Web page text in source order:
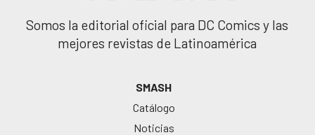
Somos la editorial oficial para DC Comics y las
mejores revistas de Latinoamérica
SMASH
Catálogo
Noticias